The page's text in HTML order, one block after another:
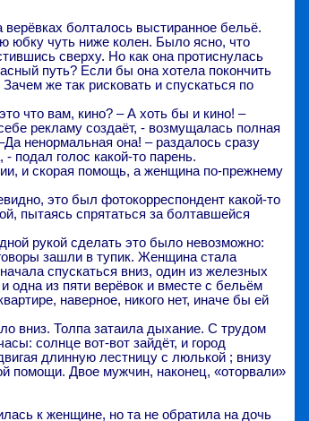
болталось выстиранное бельё.
юбку чуть ниже колен. Было ясно, что
сверху. Но как она протиснулась
путь? Если бы она хотела покончить
же так рисковать и спускаться по
что вам, кино? – А хоть бы и кино! –
рекламу создаёт, - возмущалась полная
ненормальная она! – раздалось сразу
подал голос какой-то парень.
и скорая помощь, а женщина по-прежнему
это был фотокорреспондент какой-то
пытаясь спрятаться за болтавшейся
рукой сделать это было невозможно:
зашли в тупик. Женщина стала
спускаться вниз, один из железных
одна из пяти верёвок и вместе с бельём
наверное, никого нет, иначе бы ей
вниз. Толпа затаила дыхание. С трудом
солнце вот-вот зайдёт, и город
длинную лестницу с люлькой ; внизу
помощи. Двое мужчин, наконец, «оторвали»
к женщине, но та не обратила на дочь